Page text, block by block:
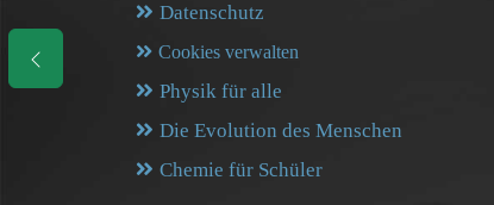
Datenschutz
Cookies verwalten
Physik für alle
Die Evolution des Menschen
Chemie für Schüler